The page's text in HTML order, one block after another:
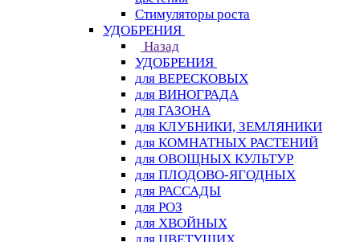
Стимуляторы роста
УДОБРЕНИЯ
Назад
УДОБРЕНИЯ
для ВЕРЕСКОВЫХ
для ВИНОГРАДА
для ГАЗОНА
для КЛУБНИКИ, ЗЕМЛЯНИКИ
для КОМНАТНЫХ РАСТЕНИЙ
для ОВОЩНЫХ КУЛЬТУР
для ПЛОДОВО-ЯГОДНЫХ
для РАССАДЫ
для РОЗ
для ХВОЙНЫХ